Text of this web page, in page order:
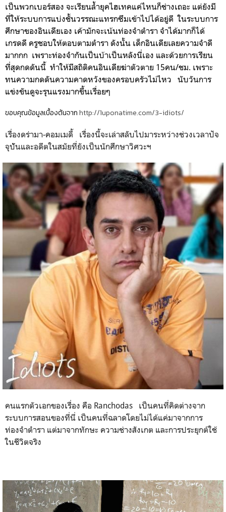
เป็นพวกเบอร์สอง จะเรียนล้ำยุคไฮเทคแค่ไหนก็ช่างเถอะ แต่ยังมี
ที่ให้ระบบการแบ่งชั้นวรรณะแทรกซึมเข้าไปได้อยู่ดี ในระบบการ
ศึกษาของอินเดียเอง เค้ามักจะเน้นท่องจำตำรา จำได้มากก็ได้
เกรดดี ครูชอบให้ตอบตามตำรา ดังนั้น เด็กอินเดียเลยความจำดี
มากกก เพราะท่องจำกันเป็นบ้าเป็นหลังนี่เอง และด้วยการเรียน
ที่สุดกดดันนี้ ทำให้มีสถิติคนอินเดียฆ่าตัวตาย 15คน/ชม. เพราะ
ทนความกดดันความคาดหวังของครอบครัวไม่ไหว นับวันการ
แข่งขันดูจะรุนแรงมากขึ้นเรื่อยๆ
ขอบคุณข้อมูลเบื้องต้นจากhttp://1uponatime.com/3-idiots/
เรื่องดร่ามา-คอมเมดี้ เรื่องนี้จะเล่าสลับไปมาระหว่างช่วงเวลาปัจ
จุบััันและอดีตในสมัยที่ยังเป็นนักศึกษาวิศวะฯ
คนแรกตัวเอกของเรื่อง คือ Ranchodas เป็นคนที่คิดต่างจาก
ระบบการสอนของที่นี่ เป็นคนที่ฉลาดโดยไม่ได้แค่มาจากการ
ท่องจำตำรา แต่มาจากทักษะ ความช่างสังเกต และการประยุกต์ใช้
ในชีวิตจริง